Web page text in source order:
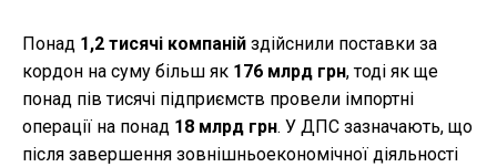
Понад 1,2 тисячі компаній здійснили поставки за
кордон на суму більш як 176 млрд грн, тоді як ще
понад пів тисячі підприємств провели імпортні
операції на понад 18 млрд грн. У ДПС зазначають, що
після завершення зовнішньоекономічної діяльності